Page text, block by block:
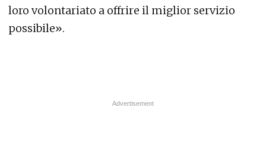
loro volontariato a offrire il miglior servizio
possibile».